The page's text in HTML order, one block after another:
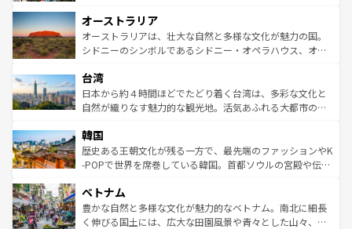
部のニューオーリンズでは、音楽と美食が融合した独特の
文化が魅力。旅行者はアメリカの各地域で異なる魅力を楽
しみながら、その多様性と豊かな歴史を感じることができ
ならではの贅沢な旅のスタイルだ。 なお、新着のアメリカ
情報はコンテンツ一覧を参照してほしい。
ワイ島は見逃せない。また、定番の観光地といえばオアフ
島だが、静かな自然を求めるならマウイ島やカウアイ島が
おすすめ。エメラルドグリーンに輝く海をはじめ、豊かな
れるおもてなしの心で訪れる人々を迎えてくれるハワイの
人々、おいしいローカルフードやハワイアンミュージッ
ク、伝統的なフラダンスなど、すべてがハワイの魅力を彩
ワイを、存分に味わってほしい。 なお、新着のハワイ情報
はコンテンツ一覧を参照してほしい。
オーストラリア
オーストラリアは、壮大な自然と多様な文化が魅力の国。
シドニーのシンボルであるシドニー・オペラハウス、オー
リアリーフや大陸中央部にそびえるウルル（エアーズロッ
ク）、タスマニアの美しい原生林やケアンズの熱帯雨林な
ど、見どころがたくさん。また、カフェやワイン、オージ
いる。アクティビティも充実しており、サーフィンやダイ
ビング、ハイキングなど、アウトドア好きにはたまらな
い。オーストラリアの多彩な魅力を存分に味わいつくそ
参照してほしい。
台湾
日本から約４時間ほどでたどり着く台湾は、多彩な文化と
自然が織りなす魅力的な観光地。活気あふれる大都市の台
ン）、静ひつな山岳地帯である台湾東部など、都市の喧騒
と山間の静けさが共存しており、訪れる人に新しい発見と
驚きをもたらしてくれる。また、奥深い台湾の食文化も魅
容にもいいと評判のスイーツなど、バラエティ豊かな料理
が味わえる。 なお、新着の台湾情報は コンテンツ一覧を参
照してほしい。
韓国
歴史ある王朝文化が残る一方で、最先端のファッションやK
-POPで世界を席巻している韓国。首都ソウルの宮殿や伝統
き、地方に足を延ばせば四季折々の自然美を楽しむことが
できる。そして、キムチや焼肉、絶品のストリートフード
まで、さまざまな韓国料理が待っている。夜には、韓国な
ベトナム
豊かな自然と多様な文化が魅力的なベトナム。南北に細長
く伸びる国土には、広大な田園風景や青々とした山々、世